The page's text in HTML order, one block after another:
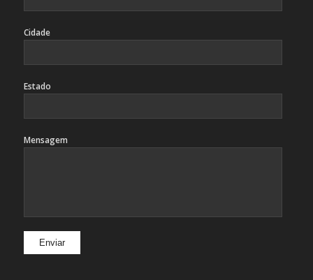
Cidade
Estado
Mensagem